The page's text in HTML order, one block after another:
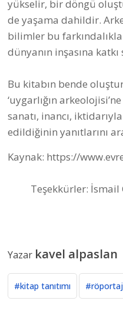
de yaşama dahildir.
bilimler bu
dünyanın inşasına katkı
‘uygarlığın
sanatı, inancı, iktidarıyla
edildiğinin yanıtlarını
Teşekkürler: İsmail
#kitap tanıtımı #röportaj